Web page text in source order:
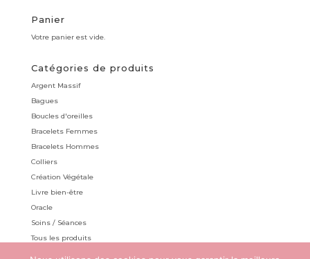
Panier
Votre panier est vide.
Catégories de produits
Argent Massif
Bagues
Boucles d'oreilles
Bracelets Femmes
Bracelets Hommes
Colliers
Création Végétale
Livre bien-être
Oracle
Soins / Séances
Tous les produits